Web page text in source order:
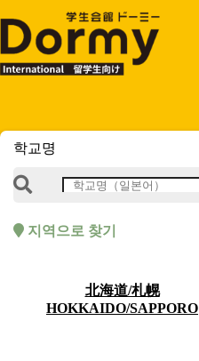
학교명
지역으로 찾기
北海道/札幌
HOKKAIDO/SAPPORO
기숙사 검색
物件情報 カテゴリー
京都